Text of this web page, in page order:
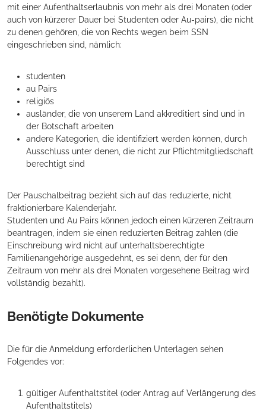
mit einer Aufenthaltserlaubnis von mehr als drei Monaten (oder
auch von kürzerer Dauer bei Studenten oder Au-pairs), die nicht
zu denen gehören, die von Rechts wegen beim SSN
eingeschrieben sind, nämlich:
studenten
au Pairs
religiös
ausländer, die von unserem Land akkreditiert sind und in
der Botschaft arbeiten
andere Kategorien, die identifiziert werden können, durch
Ausschluss unter denen, die nicht zur Pflichtmitgliedschaft
berechtigt sind
Der Pauschalbeitrag bezieht sich auf das reduzierte, nicht
fraktionierbare Kalenderjahr.
Studenten und Au Pairs können jedoch einen kürzeren Zeitraum
beantragen, indem sie einen reduzierten Beitrag zahlen (die
Einschreibung wird nicht auf unterhaltsberechtigte
Familienangehörige ausgedehnt, es sei denn, der für den
Zeitraum von mehr als drei Monaten vorgesehene Beitrag wird
vollständig bezahlt).
Benötigte Dokumente
Die für die Anmeldung erforderlichen Unterlagen sehen
Folgendes vor:
gültiger Aufenthaltstitel (oder Antrag auf Verlängerung des
Aufenthaltstitels)